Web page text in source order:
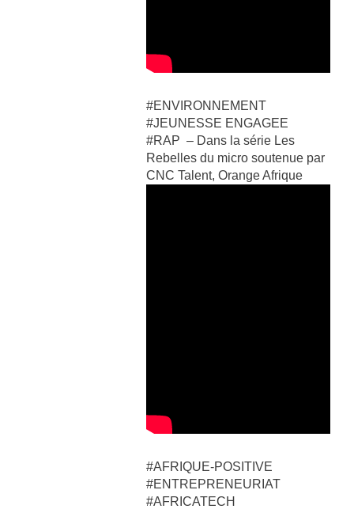
#ENVIRONNEMENT
#JEUNESSE ENGAGEE
#RAP – Dans la série Les
Rebelles du micro soutenue par
CNC Talent, Orange Afrique
#AFRIQUE-POSITIVE
#ENTREPRENEURIAT
#AFRICATECH